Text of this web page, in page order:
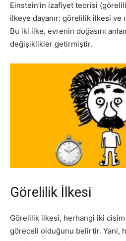
Einstein’in izafiyet teorisi
ilkeye dayanır: görelilik ilkesi ve
Bu iki ilke, evrenin doğasını
değişiklikler getirmiştir.
Görelilik İlkesi
Görelilik ilkesi, herhangi iki cisim
göreceli olduğunu belirtir. Yani,